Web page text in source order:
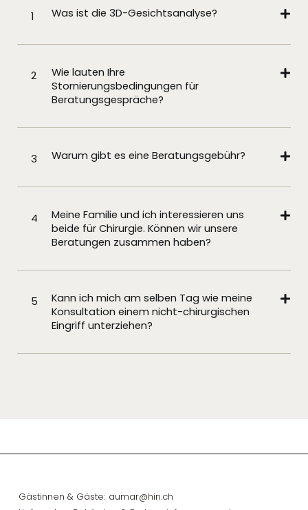
1 Was ist die 3D-Gesichtsanalyse?
2
Wie lauten Ihre
Stornierungsbedingungen für
Beratungsgespräche?
3 Warum gibt es eine Beratungsgebühr?
4
Meine Familie und ich interessieren uns
beide für Chirurgie. Können wir unsere
Beratungen zusammen haben?
5
Kann ich mich am selben Tag wie meine
Konsultation einem nicht-chirurgischen
Eingriff unterziehen?
Gästinnen & Gäste: aumar@hin.ch